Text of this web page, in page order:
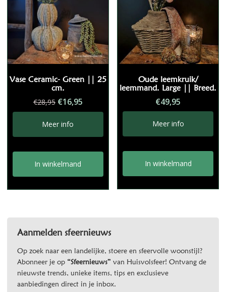
Vase Ceramic- Green || 25
cm.
€28,95 Oorspronkelijke
prijs
was:
€28,95.
€16,95Huidige
prijs
€16,95.
Meer info
In winkelmand
Oude leemkruik/
leemmand. Large || Breed.
€49,95
Meer info
In winkelmand
Aanmelden sfeernieuws
Op zoek naar een landelijke, stoere en sfeervolle woonstijl?
Abonneer je op “Sfeernieuws” van Huisvolsfeer! Ontvang de
nieuwste trends, unieke items, tips en exclusieve
aanbiedingen direct in je inbox.